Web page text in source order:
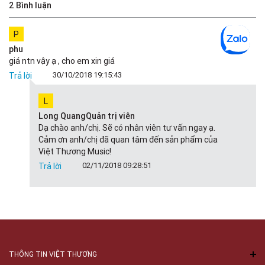
2 Bình luận
P
phu
giá ntn vậy ạ , cho em xin giá
Trả lời
30/10/2018 19:15:43
L
Long QuangQuản trị viên
Dạ chào anh/chị. Sẽ có nhân viên tư vấn ngay ạ.
Cảm ơn anh/chị đã quan tâm đến sản phẩm của
Việt Thương Music!
Trả lời
02/11/2018 09:28:51
THÔNG TIN VIỆT THƯƠNG